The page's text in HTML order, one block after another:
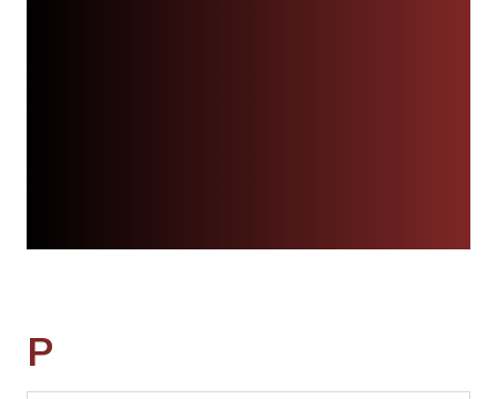
P